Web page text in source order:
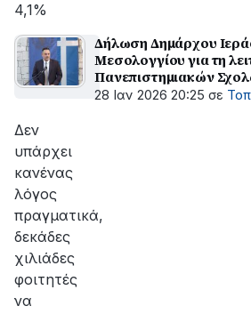
4,1%
Δήλωση Δημάρχου
Μεσολογγίου για τη λειτουργία νέων
Πανεπιστημιακών
Αιτωλοακαρνανία
28 Ιαν 2026 20:25 σε
Δεν
υπάρχει
κανένας
λόγος
πραγματικά,
δεκάδες
χιλιάδες
φοιτητές
να